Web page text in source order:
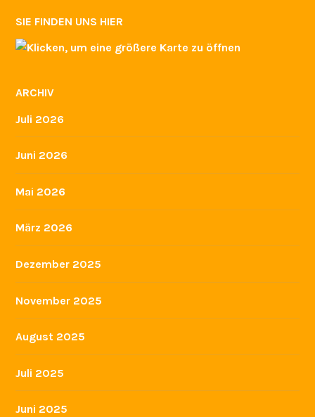
SIE FINDEN UNS HIER
ARCHIV
Juli 2026
Juni 2026
Mai 2026
März 2026
Dezember 2025
November 2025
August 2025
Juli 2025
Juni 2025